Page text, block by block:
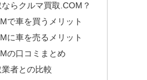
らクルマ買取.COM？
で車を買うメリット
に車を売るメリット
の口コミまとめ
者との比較